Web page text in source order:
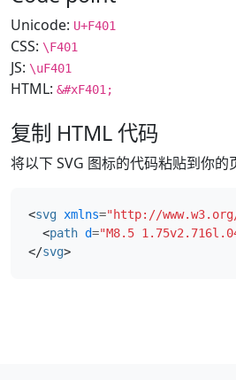
Unicode: U+F401
CSS: \F401
JS: \uF401
HTML: &#xF401;
复制 HTML 代码
将以下 SVG 图标的代码粘贴到你的
<svg xmlns="http://
<path d="M8.5
</svg>